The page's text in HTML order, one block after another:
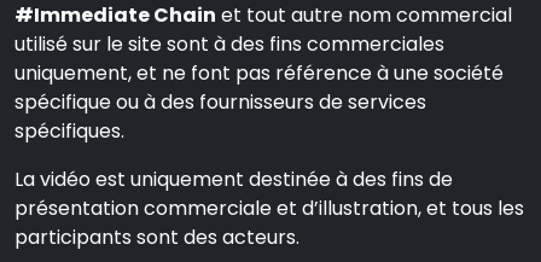
#Immediate Chain et tout autre nom commercial
utilisé sur le site sont à des fins commerciales
uniquement, et ne font pas référence à une société
spécifique ou à des fournisseurs de services
spécifiques.
La vidéo est uniquement destinée à des fins de
présentation commerciale et d’illustration, et tous les
participants sont des acteurs.